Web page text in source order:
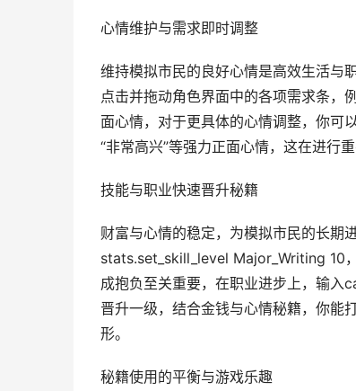
心情维护与需求即时调整
维持模拟市民的良好心情是高效生活
点击并拖动角色界面中的各项需求条，
面心情，对于更具体的心情调整，你可
“非常高兴”等强力正面心情，这在进行
技能与职业快速晋升秘籍
财富与心情的稳定，为模拟市民的长期
stats.set_skill_level Major_Writing 10
成抱负至关重要，在职业进步上，输
晋升一级，结合金钱与心情秘籍，你能
形。
秘籍使用的平衡与游戏乐趣